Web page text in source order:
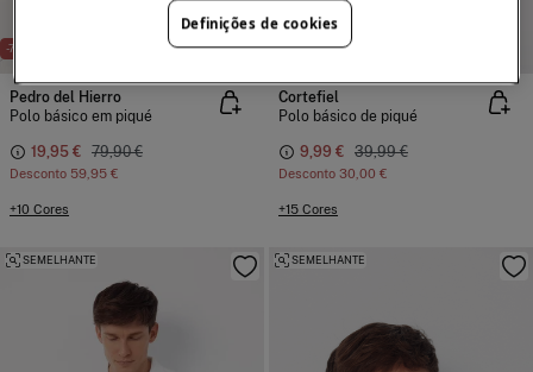
-75%
Pedro del Hierro
Polo básico em piqué
19,95 € 79,90 €
Desconto 59,95 €
+10 Cores
-75%
Cortefiel
Polo básico de piqué
9,99 € 39,99 €
Desconto 30,00 €
+15 Cores
SEMELHANTE SEMELHANTE
Definições de cookies